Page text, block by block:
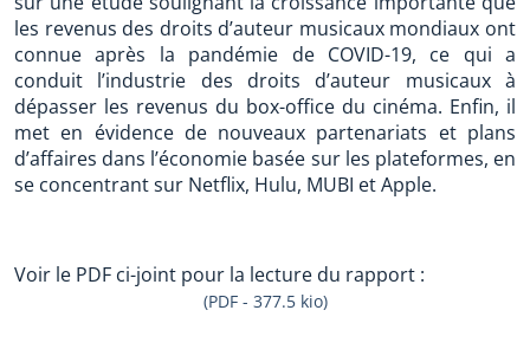
les revenus des droits d’auteur musicaux mondiaux ont
connue après la pandémie de COVID-19, ce qui a
conduit l’industrie des droits d’auteur musicaux à
dépasser les revenus du box-office du cinéma. Enfin, il
met en évidence de nouveaux partenariats et plans
d’affaires dans l’économie basée sur les plateformes, en
se concentrant sur Netflix, Hulu, MUBI et Apple.
Voir le PDF ci-joint pour la lecture du rapport :
(PDF - 377.5 kio)